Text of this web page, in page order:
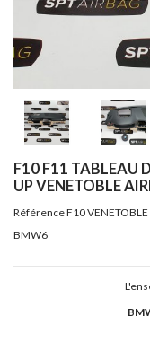
F10 F11 TABLEAU
UP VENETOBLE
RéférenceF10
BMW6